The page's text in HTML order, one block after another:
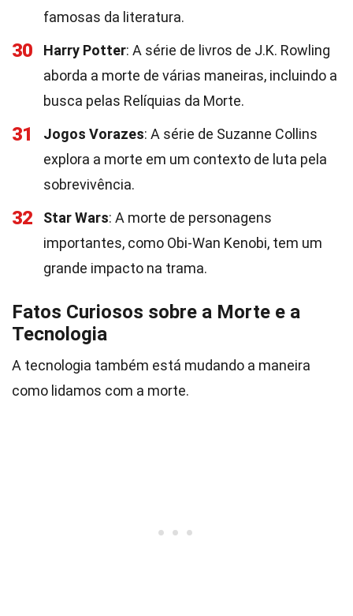
famosas da literatura.
30 Harry Potter: A série de livros de J.K. Rowling
aborda a morte de várias maneiras, incluindo a
busca pelas Relíquias da Morte.
31 Jogos Vorazes: A série de Suzanne Collins
explora a morte em um contexto de luta pela
sobrevivência.
32 Star Wars: A morte de personagens
importantes, como Obi-Wan Kenobi, tem um
grande impacto na trama.
Fatos Curiosos sobre a Morte e a
Tecnologia
A tecnologia também está mudando a maneira
como lidamos com a morte.